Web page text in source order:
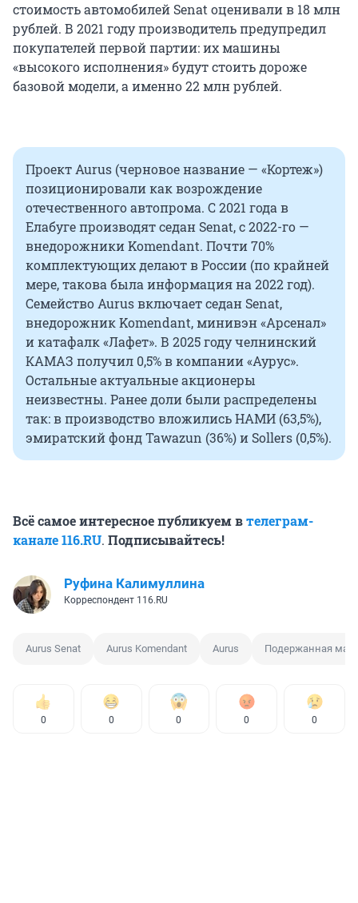
стоимость автомобилей Senat оценивали в 18 млн
рублей. В 2021 году производитель предупредил
покупателей первой партии: их машины
«высокого исполнения» будут стоить дороже
базовой модели, а именно 22 млн рублей.
Проект Aurus (черновое название — «Кортеж»)
позиционировали как возрождение
отечественного автопрома. С 2021 года в
Елабуге производят седан Senat, с 2022-го —
внедорожники Komendant. Почти 70%
комплектующих делают в России (по крайней
мере, такова была информация на 2022 год).
Семейство Aurus включает седан Senat,
внедорожник Komendant, минивэн «Арсенал»
и катафалк «Лафет». В 2025 году челнинский
КАМАЗ получил 0,5% в компании «Аурус».
Остальные актуальные акционеры
неизвестны. Ранее доли были распределены
так: в производство вложились НАМИ (63,5%),
эмиратский фонд Tawazun (36%) и Sollers (0,5%).
Всё самое интересное публикуем втелеграм-
канале 116.RU. Подписывайтесь!
Руфина Калимуллина
Корреспондент 116.RU
Aurus Senat Aurus Komendant Aurus Подержанная
0 0 0 0 0